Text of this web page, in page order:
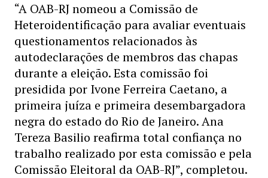
“A OAB-RJ nomeou a Comissão de
Heteroidentificação para avaliar eventuais
questionamentos relacionados às
autodeclarações de membros das chapas
durante a eleição. Esta comissão foi
presidida por Ivone Ferreira Caetano, a
primeira juíza e primeira desembargadora
negra do estado do Rio de Janeiro. Ana
Tereza Basilio reafirma total confiança no
trabalho realizado por esta comissão e pela
Comissão Eleitoral da OAB-RJ”, completou.